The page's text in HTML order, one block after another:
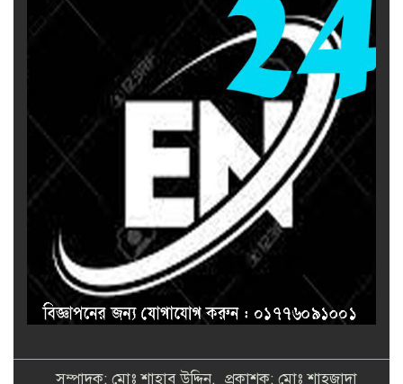
সম্পাদক: মোঃ শাহাব উদ্দিন, প্রকাশক: মোঃ শাহজাদা